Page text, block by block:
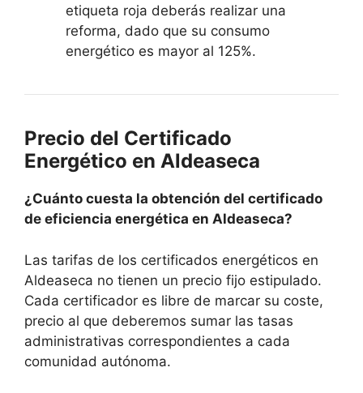
etiqueta roja deberás realizar una
reforma, dado que su consumo
energético es mayor al 125%.
Precio del Certificado
Energético en Aldeaseca
¿Cuánto cuesta la obtención del certificado
de eficiencia energética en Aldeaseca?
Las tarifas de los certificados energéticos en
Aldeaseca no tienen un precio fijo estipulado.
Cada certificador es libre de marcar su coste,
precio al que deberemos sumar las tasas
administrativas correspondientes a cada
comunidad autónoma.